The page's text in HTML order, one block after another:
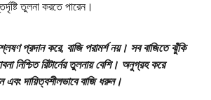
তুলনা করতে পারেন।
প্রদান করে, বাজি পরামর্শ নয়। সব বাজিতে ঝুঁকি
নিশ্চিত রিটার্নের তুলনায় বেশি। অনুগ্রহ করে
এবং দায়িত্বশীলভাবে বাজি ধরুন।